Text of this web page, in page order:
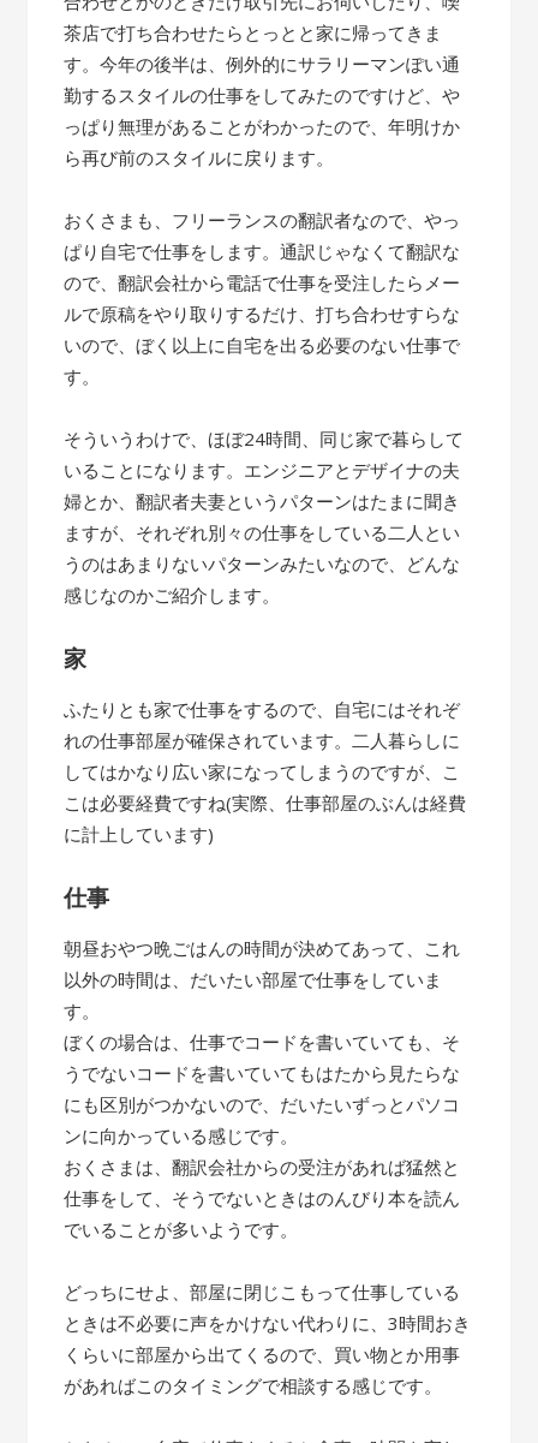
茶店で打ち合わせたらとっとと家に帰ってきま
す。今年の後半は、例外的にサラリーマンぽい通
勤するスタイルの仕事をしてみたのですけど、や
っぱり無理があることがわかったので、年明けか
ら再び前のスタイルに戻ります。
おくさまも、フリーランスの翻訳者なので、やっ
ぱり自宅で仕事をします。通訳じゃなくて翻訳な
ので、翻訳会社から電話で仕事を受注したらメー
ルで原稿をやり取りするだけ、打ち合わせすらな
いので、ぼく以上に自宅を出る必要のない仕事で
す。
そういうわけで、ほぼ24時間、同じ家で暮らして
いることになります。エンジニアとデザイナの夫
婦とか、翻訳者夫妻というパターンはたまに聞き
ますが、それぞれ別々の仕事をしている二人とい
うのはあまりないパターンみたいなので、どんな
感じなのかご紹介します。
家
ふたりとも家で仕事をするので、自宅にはそれぞ
れの仕事部屋が確保されています。二人暮らしに
してはかなり広い家になってしまうのですが、こ
こは必要経費ですね(実際、仕事部屋のぶんは経費
に計上しています)
仕事
朝昼おやつ晩ごはんの時間が決めてあって、これ
以外の時間は、だいたい部屋で仕事をしていま
す。
ぼくの場合は、仕事でコードを書いていても、そ
うでないコードを書いていてもはたから見たらな
にも区別がつかないので、だいたいずっとパソコ
ンに向かっている感じです。
おくさまは、翻訳会社からの受注があれば猛然と
仕事をして、そうでないときはのんびり本を読ん
でいることが多いようです。
どっちにせよ、部屋に閉じこもって仕事している
ときは不必要に声をかけない代わりに、3時間おき
くらいに部屋から出てくるので、買い物とか用事
があればこのタイミングで相談する感じです。